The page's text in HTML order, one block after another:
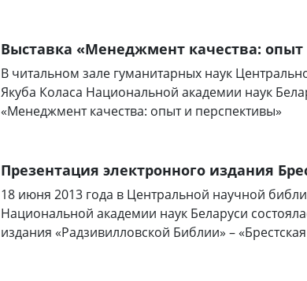
Выставка «Менеджмент качества:
В читальном зале гуманитарных наук
Якуба Коласа Национальной академии наук
«Менеджмент качества: опыт и перспективы»
Презентация электронного издания
18 июня 2013 года в Центральной научной
Национальной академии наук Беларуси
издания «Радзивилловской Библии» –